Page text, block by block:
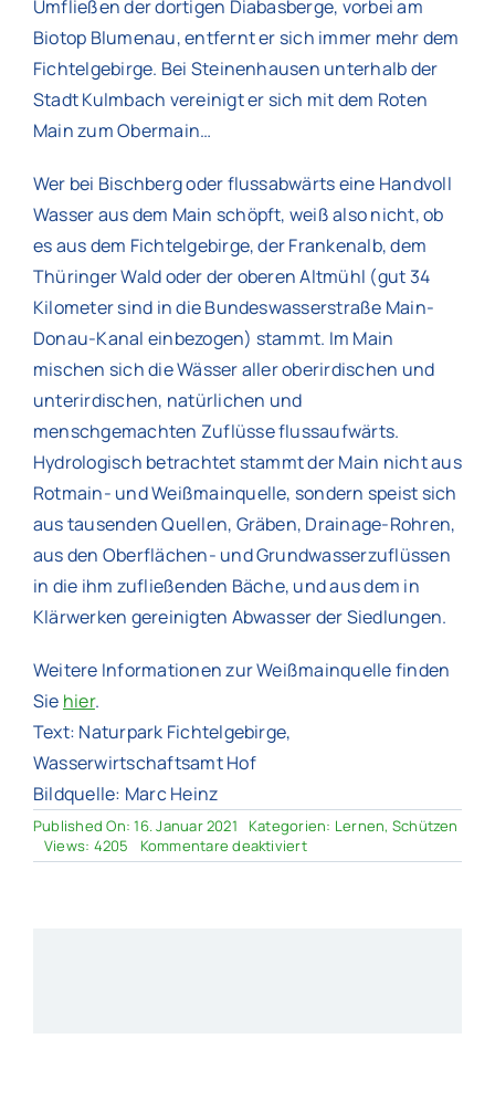
Umfließen der dortigen Diabasberge, vorbei am
Biotop Blumenau, entfernt er sich immer mehr dem
Fichtelgebirge. Bei Steinenhausen unterhalb der
Stadt Kulmbach vereinigt er sich mit dem Roten
Main zum Obermain…
Wer bei Bischberg oder flussabwärts eine Handvoll
Wasser aus dem Main schöpft, weiß also nicht, ob
es aus dem Fichtelgebirge, der Frankenalb, dem
Thüringer Wald oder der oberen Altmühl (gut 34
Kilometer sind in die Bundeswasserstraße Main-
Donau-Kanal einbezogen) stammt. Im Main
mischen sich die Wässer aller oberirdischen und
unterirdischen, natürlichen und
menschgemachten Zuflüsse flussaufwärts.
Hydrologisch betrachtet stammt der Main nicht aus
Rotmain- und Weißmainquelle, sondern speist sich
aus tausenden Quellen, Gräben, Drainage-Rohren,
aus den Oberflächen- und Grundwasserzuflüssen
in die ihm zufließenden Bäche, und aus dem in
Klärwerken gereinigten Abwasser der Siedlungen.
Weitere Informationen zur Weißmainquelle finden
Sie hier.
Text: Naturpark Fichtelgebirge,
Wasserwirtschaftsamt Hof
Bildquelle: Marc Heinz
Published On: 16. Januar 2021 Kategorien: Lernen, Schützen
Views: 4205
Kommentare deaktiviertfür
Woher